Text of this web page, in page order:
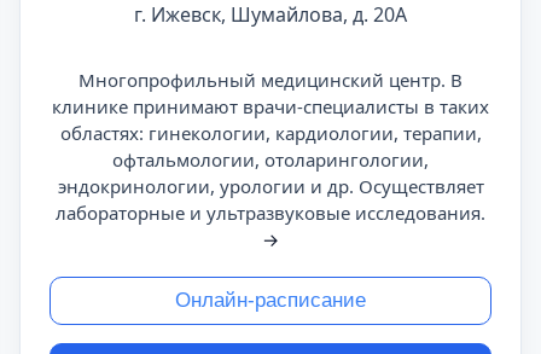
г. Ижевск, Шумайлова, д. 20А
Многопрофильный медицинский центр. В
клинике принимают врачи-специалисты в таких
областях: гинекологии, кардиологии, терапии,
офтальмологии, отоларингологии,
эндокринологии, урологии и др. Осуществляет
лабораторные и ультразвуковые исследования.
→
Онлайн-расписание